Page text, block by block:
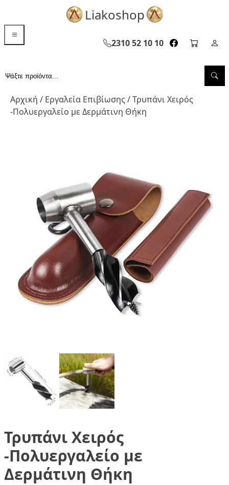
Liakoshop
2310 52 10 10 facebook
cart
Αναζήτηση...
Αρχική / Εργαλεία Επιβίωσης/ Τρυπάνι Χειρός
-Πολυεργαλείο με Δερμάτινη Θήκη
Τρυπάνι Χειρός
-Πολυεργαλείο με
Δερμάτινη Θήκη